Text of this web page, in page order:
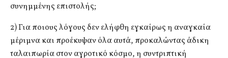
συνημμένης επιστολής;
2) Για ποιους λόγους δεν ελήφθη εγκαίρως η αναγκαία
μέριμνα και προέκυψαν όλα αυτά, προκαλώντας άδικη
ταλαιπωρία στον αγροτικό κόσμο, η συντριπτική